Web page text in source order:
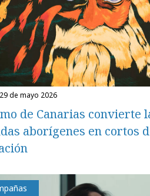
de mayo 2026
de Canarias convierte
aborígenes en cortos